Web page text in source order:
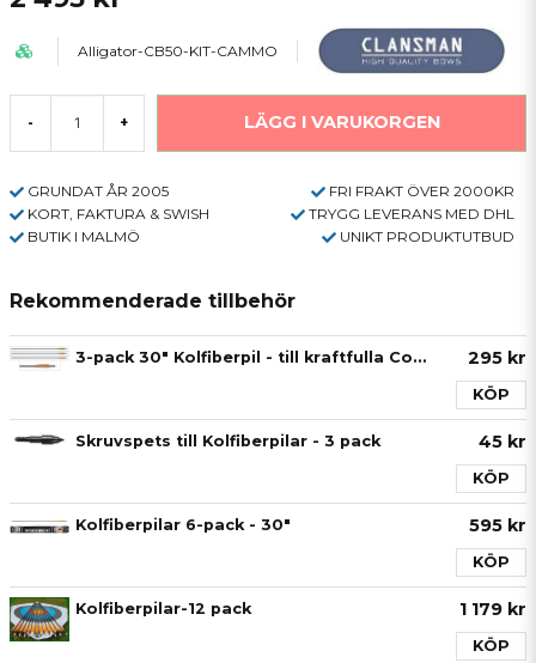
Alligator-CB50-KIT-CAMMO
- + LÄGG I VARUKORGEN
GRUNDAT ÅR 2005
FRI FRAKT ÖVER 2000KR
KORT, FAKTURA & SWISH
TRYGG LEVERANS MED DHL
BUTIK I MALMÖ
UNIKT PRODUKTUTBUD
Rekommenderade tillbehör
3-pack 30" Kolfiberpil - till kraftfulla Compoundbågar 295 kr
KÖP
Skruvspets till Kolfiberpilar - 3 pack 45 kr
KÖP
Kolfiberpilar 6-pack - 30" 595 kr
KÖP
Kolfiberpilar-12 pack 1 179 kr
KÖP